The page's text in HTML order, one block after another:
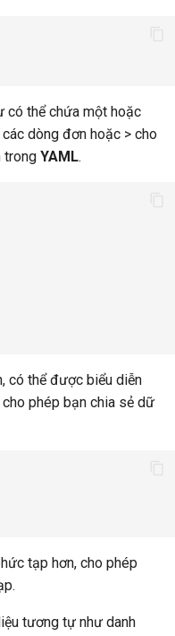
có thể chứa một hoặc
dòng đơn hoặc > cho
trong YAML.
có thể được biểu diễn
phép bạn chia sẻ dữ
tạp hơn, cho phép
tương tự như danh